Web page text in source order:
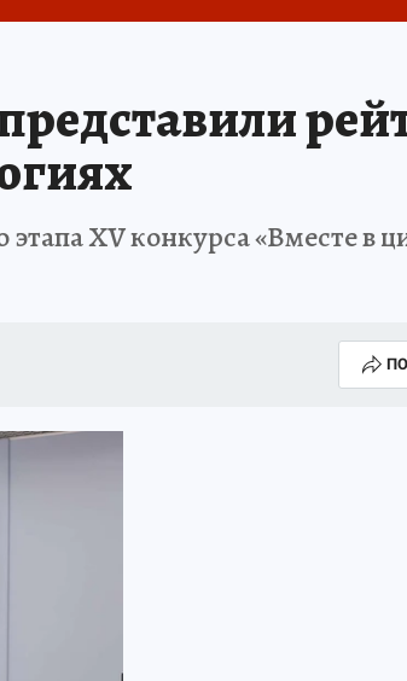
«УРГАЛУГОЛЬ» - ЧЕСТЬ ПРОФЕССИИ АФИША
XV конкурса «Вместе в